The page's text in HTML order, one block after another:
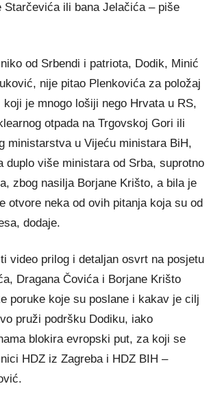
Starčevića ili bana Jelačića – piše
od Srbendi i patriota, Dodik, Minić
nije pitao Plenkovića za položaj
je mnogo lošiji nego Hrvata u RS,
otpada na Trgovskoj Gori ili
ministarstva u Vijeću ministara BiH,
duplo više ministara od Srba, suprotno
zbog nasilja Borjane Krišto, a bila je
otvore neka od ovih pitanja koja su od
dodaje.
video prilog i detaljan osvrt na posjetu
Dragana Čovića i Borjane Krišto
poruke koje su poslane i kakav je cilj
pruži podršku Dodiku, iako
blokira evropski put, za koji se
HDZ iz Zagreba i HDZ BIH –